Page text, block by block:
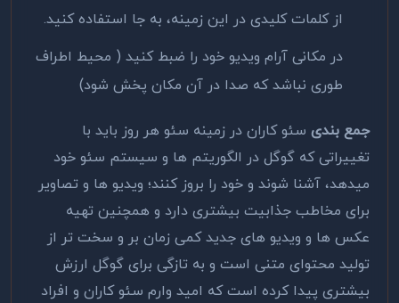
از کلمات کلیدی در این زمینه، به جا استفاده کنید.
در مکانی آرام ویدیو خود را ضبط کنید ( محیط اطراف
طوری نباشد که صدا در آن مکان پخش شود)
جمع بندی سئو کاران در زمینه سئو هر روز باید با
تغییراتی که گوگل در الگوریتم ها و سیستم سئو خود
میدهد، آشنا شوند و خود را بروز کنند؛ ویدیو ها و تصاویر
برای مخاطب جذابیت بیشتری دارد و همچنین تهیه
عکس ها و ویدیو های جدید کمی زمان بر و سخت تر از
تولید محتوای متنی است و به تازگی برای گوگل ارزش
بیشتری پیدا کرده است که امید وارم سئو کاران و افراد